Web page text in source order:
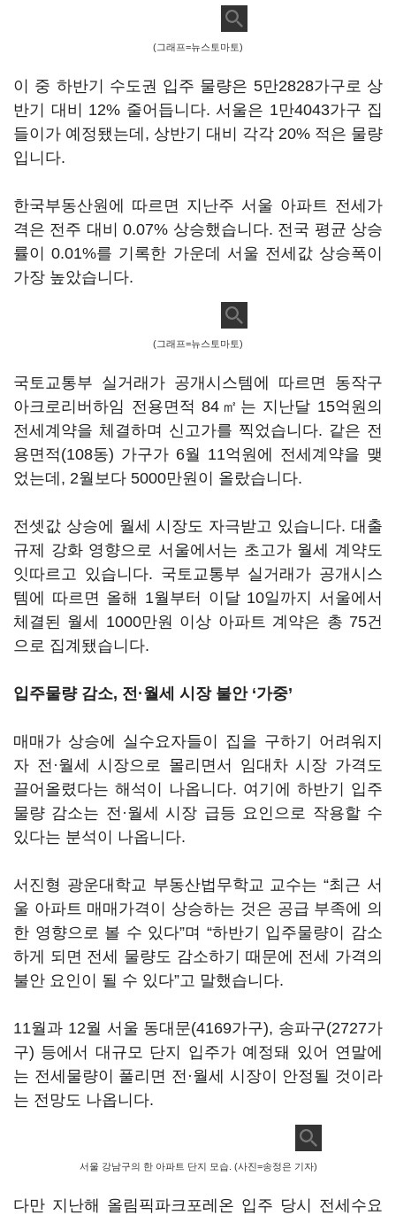
(그래프=뉴스토마토)
이 중 하반기 수도권 입주 물량은 5만2828가구로 상
반기 대비 12% 줄어듭니다. 서울은 1만4043가구 집
들이가 예정됐는데, 상반기 대비 각각 20% 적은 물량
입니다.
한국부동산원에 따르면 지난주 서울 아파트 전세가
격은 전주 대비 0.07% 상승했습니다. 전국 평균 상승
률이 0.01%를 기록한 가운데 서울 전세값 상승폭이
가장 높았습니다.
(그래프=뉴스토마토)
국토교통부 실거래가 공개시스템에 따르면 동작구
아크로리버하임 전용면적 84㎡는 지난달 15억원의
전세계약을 체결하며 신고가를 찍었습니다. 같은 전
용면적(108동) 가구가 6월 11억원에 전세계약을 맺
었는데, 2월보다 5000만원이 올랐습니다.
전셋값 상승에 월세 시장도 자극받고 있습니다. 대출
규제 강화 영향으로 서울에서는 초고가 월세 계약도
잇따르고 있습니다. 국토교통부 실거래가 공개시스
템에 따르면 올해 1월부터 이달 10일까지 서울에서
체결된 월세 1000만원 이상 아파트 계약은 총 75건
으로 집계됐습니다.
입주물량 감소, 전·월세 시장 불안 ‘가중’
매매가 상승에 실수요자들이 집을 구하기 어려워지
자 전·월세 시장으로 몰리면서 임대차 시장 가격도
끌어올렸다는 해석이 나옵니다. 여기에 하반기 입주
물량 감소는 전·월세 시장 급등 요인으로 작용할 수
있다는 분석이 나옵니다.
서진형 광운대학교 부동산법무학교 교수는 “최근 서
울 아파트 매매가격이 상승하는 것은 공급 부족에 의
한 영향으로 볼 수 있다”며 “하반기 입주물량이 감소
하게 되면 전세 물량도 감소하기 때문에 전세 가격의
불안 요인이 될 수 있다”고 말했습니다.
11월과 12월 서울 동대문(4169가구), 송파구(2727가
구) 등에서 대규모 단지 입주가 예정돼 있어 연말에
는 전세물량이 풀리면 전·월세 시장이 안정될 것이라
는 전망도 나옵니다.
서울 강남구의 한 아파트 단지 모습. (사진=송정은 기자)
다만 지난해 올림픽파크포레온 입주 당시 전세수요